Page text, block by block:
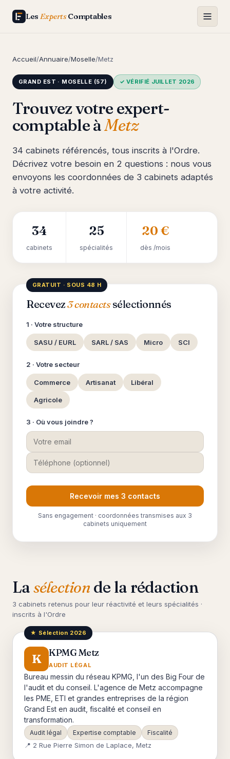
Les ExpertsComptables
Accueil/Annuaire/Moselle/Metz
GRAND EST · MOSELLE (57) ✓ VÉRIFIÉ JUILLET 2026
Trouvez votre expert-
comptable àMetz
34 cabinets référencés, tous inscrits à l'Ordre.
Décrivez votre besoin en 2 questions : nous vous
envoyons les coordonnées de 3 cabinets adaptés
à votre activité.
34
cabinets
25
spécialités
20 €
dès /mois
GRATUIT · SOUS 48 H
Recevez3 contactssélectionnés
1 · Votre structure
SASU / EURL SARL / SAS Micro SCI
2 · Votre secteur
Commerce Artisanat Libéral
Agricole
3 · Où vous joindre ?
Recevoir mes 3 contacts
Sans engagement · coordonnées transmises aux 3
cabinets uniquement
Lasélection de la rédaction
3 cabinets retenus pour leur réactivité et leurs spécialités ·
inscrits à l'Ordre
★ Sélection 2026
K KPMG Metz
AUDIT LÉGAL
Bureau messin du réseau KPMG, l'un des Big Four de
l'audit et du conseil. L'agence de Metz accompagne
les PME, ETI et grandes entreprises de la région
Grand Est en audit, fiscalité et conseil en
transformation.
Audit légal Expertise comptable Fiscalité
📍 2 Rue Pierre Simon de Laplace, Metz